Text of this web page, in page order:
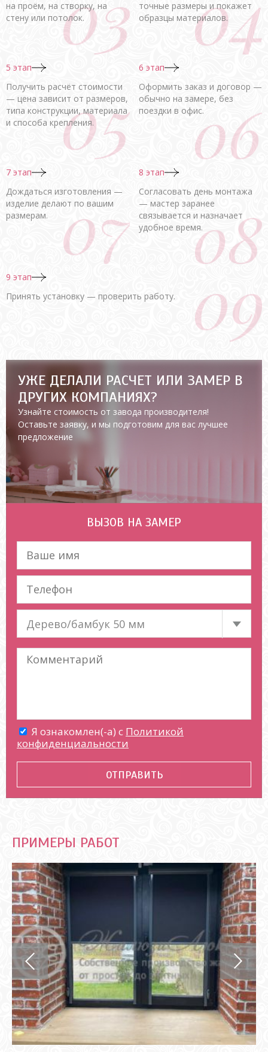
на проём, на створку, на
стену или потолок.
точные размеры и покажет
образцы материалов.
5 этап
Получить расчёт стоимости
— цена зависит от размеров,
типа конструкции, материала
и способа крепления.
6 этап
Оформить заказ и договор —
обычно на замере, без
поездки в офис.
7 этап
Дождаться изготовления —
изделие делают по вашим
размерам.
8 этап
Согласовать день монтажа
— мастер заранее
связывается и назначает
удобное время.
9 этап
Принять установку — проверить работу.
УЖЕ ДЕЛАЛИ РАСЧЕТ ИЛИ ЗАМЕР В
ДРУГИХ КОМПАНИЯХ?
Узнайте стоимость от завода производителя!
Оставьте заявку, и мы подготовим для вас лучшее
предложение
ВЫЗОВ НА ЗАМЕР
Дерево/бамбук 50 мм
Я ознакомлен(-а) с Политикой
конфиденциальности
ПРИМЕРЫ РАБОТ